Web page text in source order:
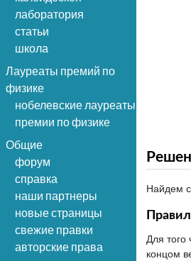
лаборатория
статьи
школа
Лауреаты премий по
физике
нобелевские лауреаты
премии по физике
Общие
форум
справка
наши партнеры
новые страницы
свежие правки
авторские права
Найдем
Для того
концом